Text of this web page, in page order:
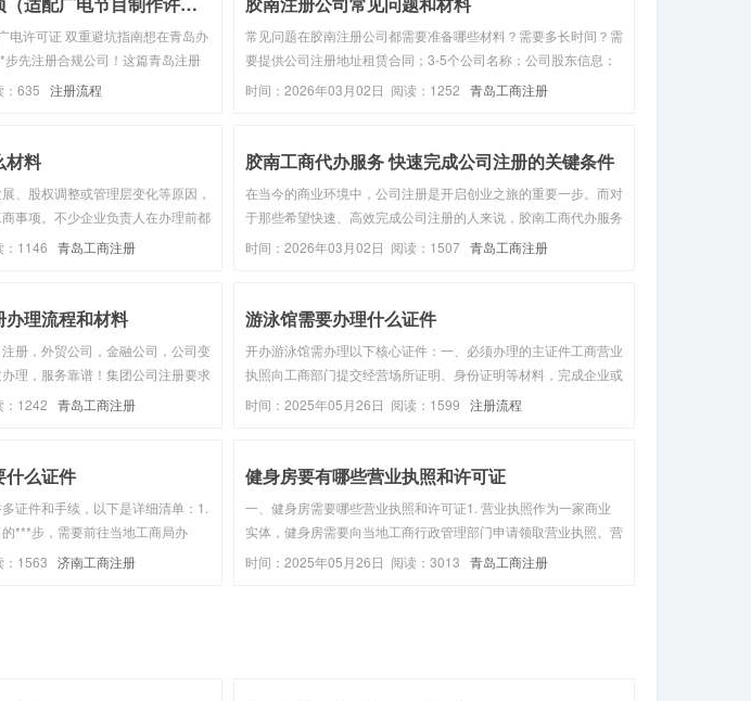
电许可证 双重避坑指南想在青岛办
先注册合规公司！这篇青岛注册
资质办理，从头到尾不踩坑✅不
：635 注册流程
常见问题在胶南注册公司都需要准备哪些材料？需要多长时间？需
要提供公司注册地址租赁合同；3-5个公司名称；公司股东信息；
股东投资比例；公司注册资金；公司经营范围，注册公司一般1-3
时间：2026年03月02日 阅读：1252 青岛工商注册
材料
、股权调整或管理层变化等原因，
事项。不少企业负责人在办理前都
变更需要什么材料?本文将围绕这
：1146 青岛工商注册
胶南工商代办服务 快速完成公司注册的关键条件
在当今的商业环境中，公司注册是开启创业之旅的重要一步。而对
于那些希望快速、高效完成公司注册的人来说，胶南工商代办服务
成为了一个***吸引力的选择。那么，要实现快速完成公司注册，
时间：2026年03月02日 阅读：1507 青岛工商注册
办理流程和材料
册，外贸公司，金融公司，公司变
理，服务靠谱！集团公司注册要求
材料1、母公定代表人签署的《企
：1242 青岛工商注册
游泳馆需要办理什么证件
开办游泳馆需办理以下核心证件：一、必须办理的主证件‌工商营业
执照‌向工商部门提交经营场所证明、身份证明等材料，完成企业或
个体注册登记。这是合法经营的基础证件。‌公共场所卫生许可证‌需
时间：2025年05月26日 阅读：1599 注册流程
什么证件
证件和手续，以下是详细清单：1.
***步，需要前往当地工商局办
办理完成后，需要在税务局进行
：1563 济南工商注册
健身房要有哪些营业执照和许可证
一、健身房需要哪些营业执照和许可证1. 营业执照作为一家商业
实体，健身房需要向当地工商行政管理部门申请领取营业执照。营
业执照是证明企业合法经营的重要凭证，也是企业进行商业活动的
时间：2025年05月26日 阅读：3013 青岛工商注册